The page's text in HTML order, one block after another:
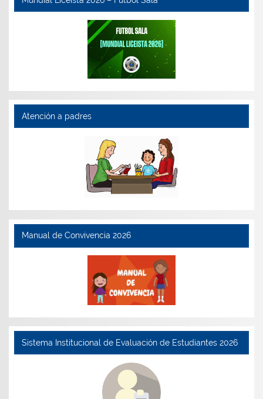
Atención a padres
Manual de Convivencia 2026
Sistema Institucional de Evaluación de Estudiantes 2026